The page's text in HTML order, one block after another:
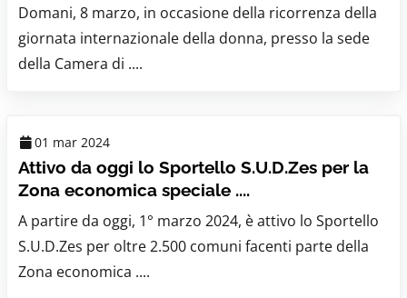
Domani, 8 marzo, in occasione della ricorrenza della
giornata internazionale della donna, presso la sede
della Camera di ....
01 mar 2024
Attivo da oggi lo Sportello S.U.D.Zes per la
Zona economica speciale ....
A partire da oggi, 1° marzo 2024, è attivo lo Sportello
S.U.D.Zes per oltre 2.500 comuni facenti parte della
Zona economica ....